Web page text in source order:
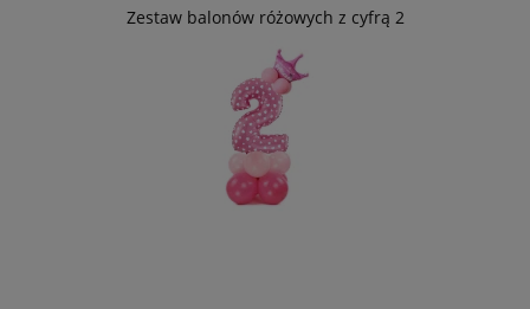
Zestaw balonów różowych z cyfrą 2